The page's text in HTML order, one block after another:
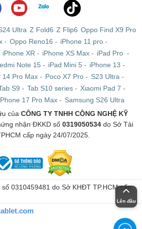
Ultra Z Fold6 Z Flip6 Oppo Find X9 Pro
- Oppo Reno16 - iPhone 11 pro-
iPhone XR - iPhone XS Max- iPad Pro -
Note 15 - iPad Mini 5 - iPhone 13 -
14 Pro Max - Poco X7 Pro - S23 Ultra -
S9 - Tab S10 series - Xiaomi Pad 7 -
17 Pro Max- Samsung S26 Ultra
của CÔNG TY TNHH CÔNG NGHỆ KỸ
nhận ĐKKD số 0319050534 do Sở Tài
cấp ngày 24/07/2025.
0310459481 do Sở KHĐT TP.HCM cấp
Lên đầu